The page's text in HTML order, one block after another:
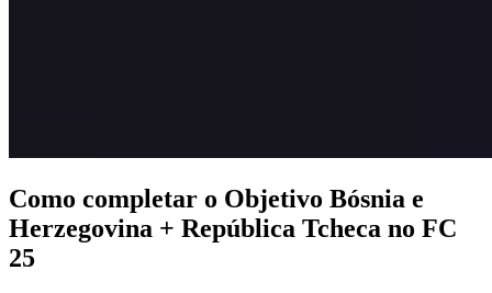
Como completar o Objetivo Bósnia e
Herzegovina + República Tcheca no FC
25